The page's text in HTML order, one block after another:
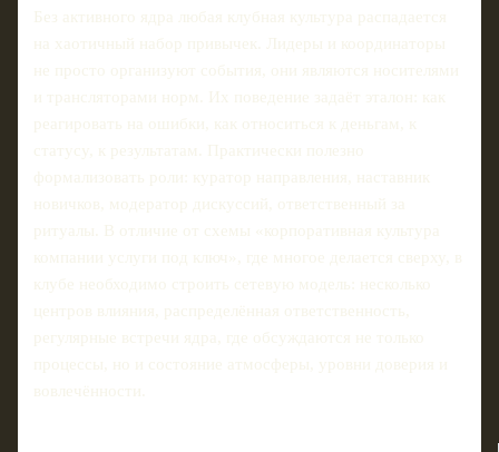
Без активного ядра любая клубная культура распадается
на хаотичный набор привычек. Лидеры и координаторы
не просто организуют события, они являются носителями
и трансляторами норм. Их поведение задаёт эталон: как
реагировать на ошибки, как относиться к деньгам, к
статусу, к результатам. Практически полезно
формализовать роли: куратор направления, наставник
новичков, модератор дискуссий, ответственный за
ритуалы. В отличие от схемы «корпоративная культура
компании услуги под ключ», где многое делается сверху, в
клубе необходимо строить сетевую модель: несколько
центров влияния, распределённая ответственность,
регулярные встречи ядра, где обсуждаются не только
процессы, но и состояние атмосферы, уровни доверия и
вовлечённости.